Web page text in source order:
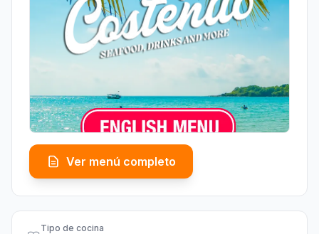
Ver menú completo
Tipo de cocina